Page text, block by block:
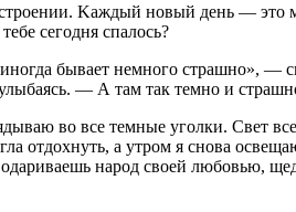
Kаждый новый день — это
сегодня спалось?
бывает немного страшно», —
— А там так темно и
во все темные уголки. Свет
отдохнуть, а утром я снова
народ своей любовью,